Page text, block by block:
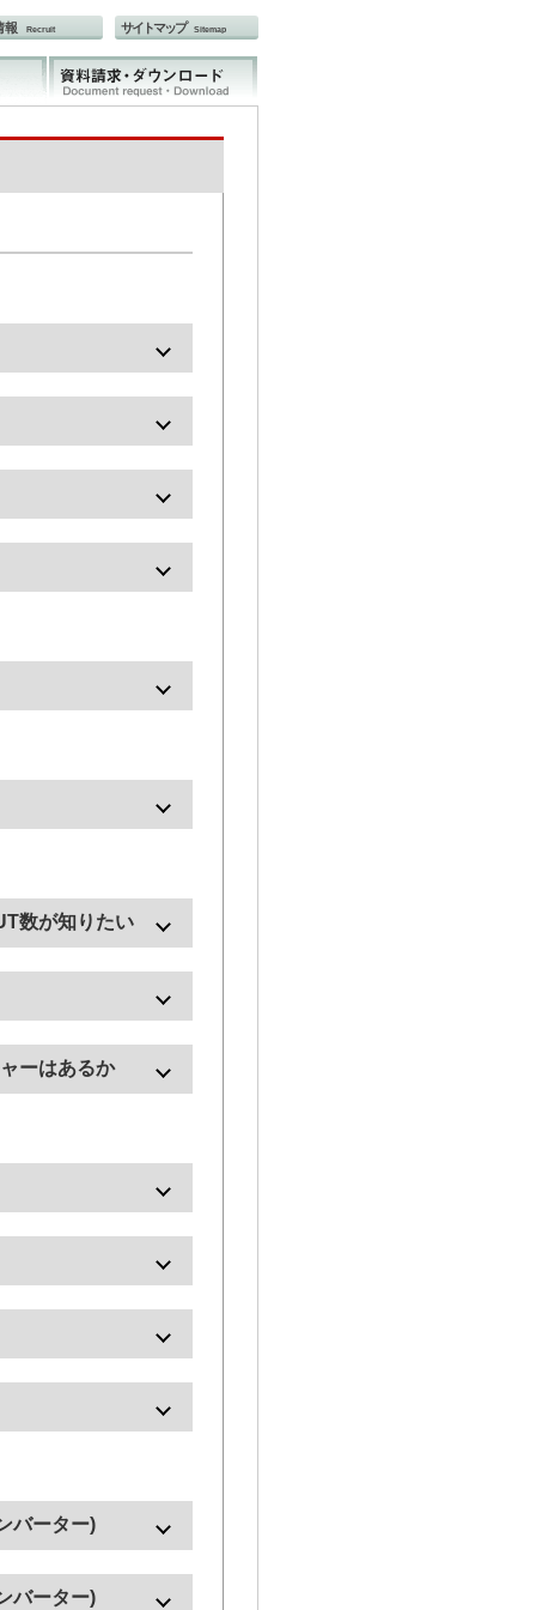
報 Recruit サイトマップ Sitemap
)
ーター
数が知りたい
確認ください。
での切替が可能で
ーはあるか
合は
器
、無音、リファレン
能。
替え(現用、予備切り
がある際にも切り替
。
らの設定・制御が行
バーター)
バーター)